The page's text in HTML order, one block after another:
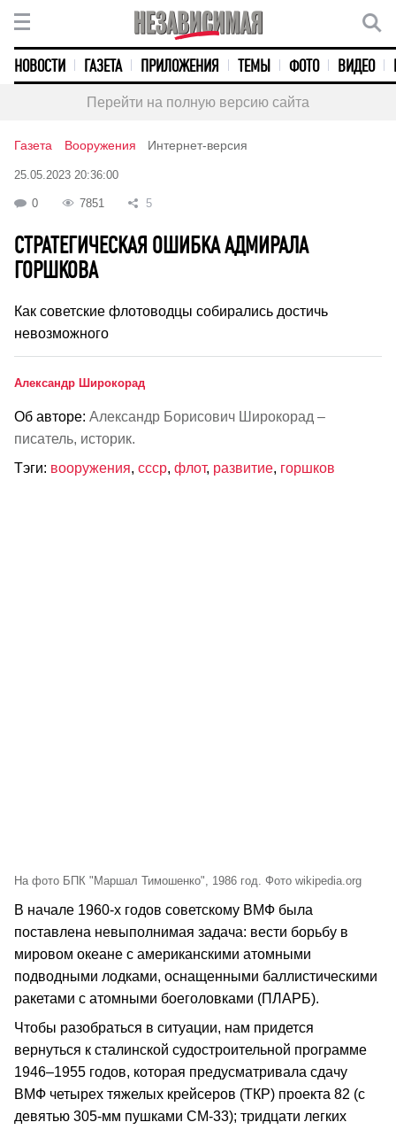
НОВОСТИ ГАЗЕТА ПРИЛОЖЕНИЯ ТЕМЫ ФОТО ВИДЕО
Перейти на полную версию сайта
Газета Вооружения Интернет-версия
25.05.2023 20:36:00
0 7851 5
СТРАТЕГИЧЕСКАЯ ОШИБКА АДМИРАЛА
ГОРШКОВА
Как советские флотоводцы собирались достичь
невозможного
Александр Широкорад
Об авторе: Александр Борисович Широкорад –
писатель, историк.
Тэги: вооружения, ссср, флот, развитие, горшков
На фото БПК "Маршал Тимошенко", 1986 год. Фото wikipedia.org
В начале 1960-х годов советскому ВМФ была
поставлена невыполнимая задача: вести борьбу в
мировом океане с американскими атомными
подводными лодками, оснащенными баллистическими
ракетами с атомными боеголовками (ПЛАРБ).
Чтобы разобраться в ситуации, нам придется
вернуться к сталинской судостроительной программе
1946–1955 годов, которая предусматривала сдачу
ВМФ четырех тяжелых крейсеров (ТКР) проекта 82 (с
девятью 305-мм пушками СМ-33); тридцати легких